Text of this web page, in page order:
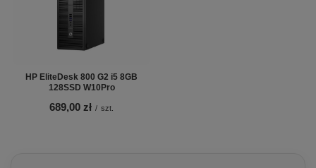
HP EliteDesk 800 G2 i5 8GB
128SSD W10Pro
689,00 zł / szt.